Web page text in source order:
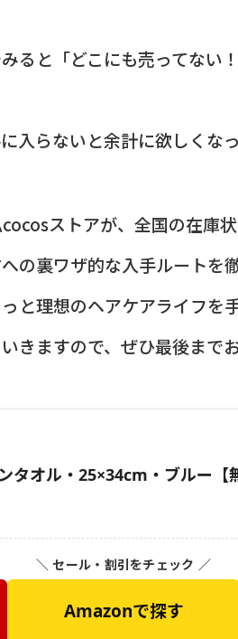
ると「どこにも売ってない
入らないと余計に欲しくな
ストアが、全国の在庫
の裏ワザ的な入手ルートを
と理想のヘアケアライフを
きますので、ぜひ最後まで
タオル・25×34cm・ブルー【
＼ セール・割引をチェック ／
Amazonで探す